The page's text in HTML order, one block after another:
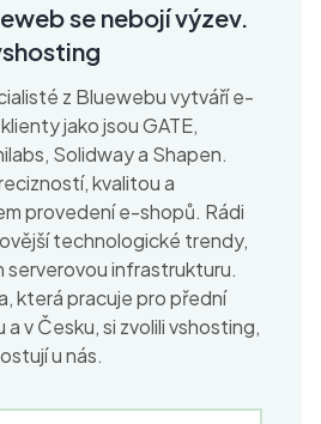
se nebojí výzev.
z Bluewebu vytváří e-
jako jsou GATE,
Solidway a Shapen.
kvalitou a
provedení e-shopů. Rádi
technologické trendy,
serverovou infrastrukturu.
která pracuje pro přední
a v Česku, si zvolili vshosting,
u nás.